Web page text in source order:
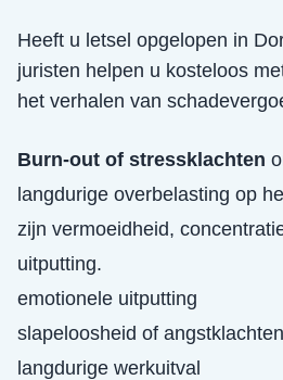
Heeft u letsel opgelopen in
juristen helpen u kosteloos
het verhalen van
Burn-out of stressklachten
langdurige overbelasting op
zijn vermoeidheid,
uitputting.
emotionele uitputting
slapeloosheid of angstklachten
langdurige werkuitval